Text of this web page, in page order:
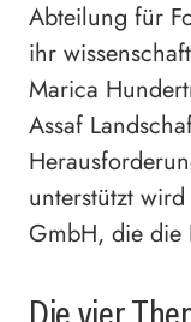
Abteilung für
ihr
Marica
Assaf
unterstützt
GmbH, die die